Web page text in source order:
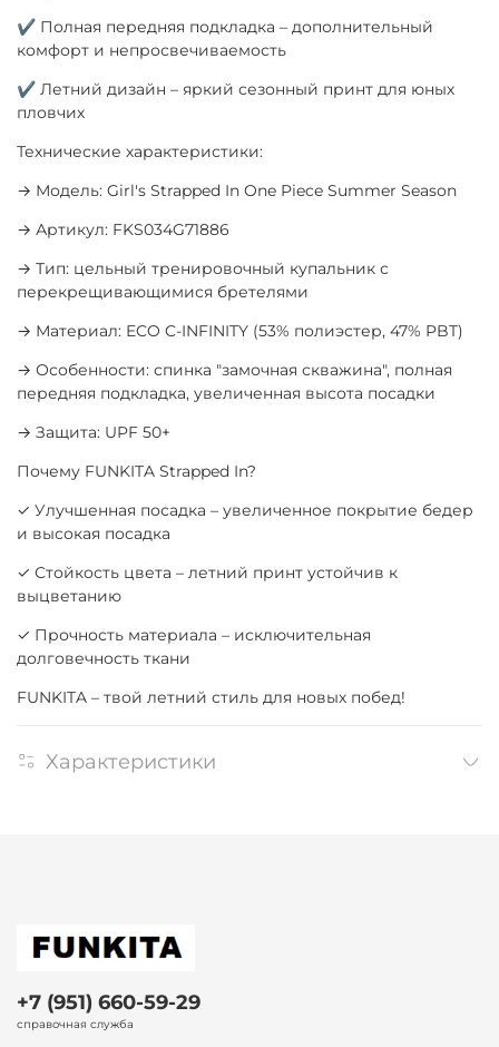
✔ Полная передняя подкладка – дополнительный
комфорт и непросвечиваемость
✔ Летний дизайн – яркий сезонный принт для юных
пловчих
Технические характеристики:
→ Модель: Girl's Strapped In One Piece Summer Season
→ Артикул: FKS034G71886
→ Тип: цельный тренировочный купальник с
перекрещивающимися бретелями
→ Материал: ECO C-INFINITY (53% полиэстер, 47% PBT)
→ Особенности: спинка "замочная скважина", полная
передняя подкладка, увеличенная высота посадки
→ Защита: UPF 50+
Почему FUNKITA Strapped In?
✓ Улучшенная посадка – увеличенное покрытие бедер
и высокая посадка
✓ Стойкость цвета – летний принт устойчив к
выцветанию
✓ Прочность материала – исключительная
долговечность ткани
FUNKITA – твой летний стиль для новых побед!
Характеристики
+7 (951) 660-59-29
справочная служба